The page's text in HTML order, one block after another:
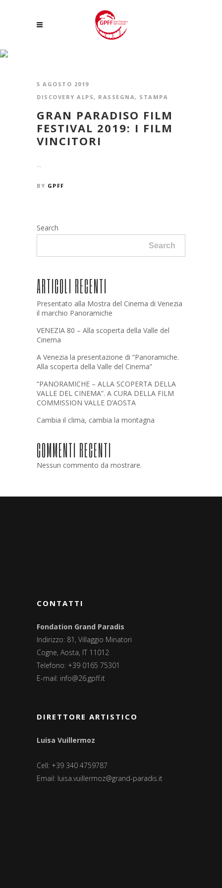
5 AGOSTO 2019
DISCOVERY ALPS, RASSEGNA, STAMPA
GRAN PARADISO FILM
FESTIVAL 2019: I FILM
VINCITORI
...
BY GPFF
Search
Search
ARTICOLI RECENTI
Presentato alla Mostra del Cinema di Venezia
il marchio Panoramiche
VENEZIA 80 – Alla scoperta della Valle del
Cinema
A Venezia la presentazione di “Panoramiche.
Alla scoperta della Valle del Cinema”
“PANORAMICHE – ALLA SCOPERTA DELLA
VALLE DEL CINEMA”. A CURA DELLA FILM
COMMISSION VALLE D’AOSTA
Cambia il clima, cambia la montagna
COMMENTI RECENTI
Nessun commento da mostrare.
CONTATTI
Fondation Grand Paradis
Indirizzo: 81, Villaggio Minatori
Cogne, Aosta, IT 11012
Telefono: +39 0165 75301
E-mail: info@26.gpff.it
DIRETTORE ARTISTICO
Luisa Vuillermoz
Cell: +39 340 4759787
Email: luisa.vuillermoz@grand-paradis.it